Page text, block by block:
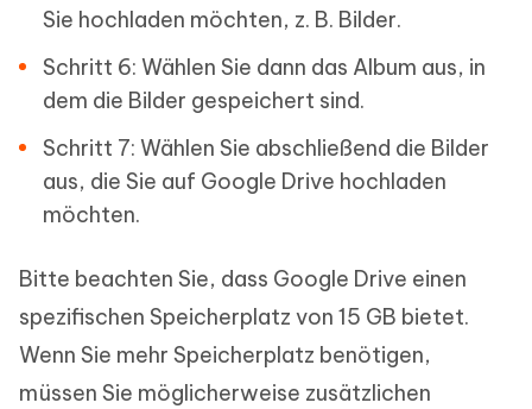
Sie hochladen möchten, z. B. Bilder.
Schritt 6: Wählen Sie dann das Album aus, in
dem die Bilder gespeichert sind.
Schritt 7: Wählen Sie abschließend die Bilder
aus, die Sie auf Google Drive hochladen
möchten.
Bitte beachten Sie, dass Google Drive einen
spezifischen Speicherplatz von 15 GB bietet.
Wenn Sie mehr Speicherplatz benötigen,
müssen Sie möglicherweise zusätzlichen